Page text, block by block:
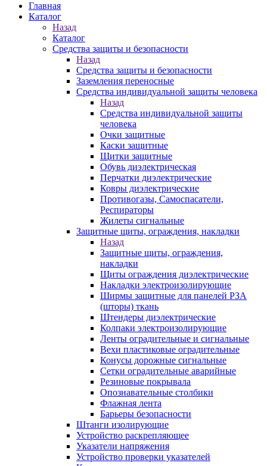
Главная
Каталог
Назад
Каталог
Средства защиты и безопасности
Назад
Средства защиты и безопасности
Заземления переносные
Средства индивидуальной защиты человека
Назад
Средства индивидуальной защиты
человека
Очки защитные
Каски защитные
Щитки защитные
Обувь диэлектрическая
Перчатки диэлектрические
Ковры диэлектрические
Противогазы, Самоспасатели,
Респираторы
Жилеты сигнальные
Защитные щиты, ограждения, накладки
Назад
Защитные щиты, ограждения,
накладки
Щиты ограждения диэлектрические
Накладки электроизолирующие
Ширмы защитные для панелей РЗА
(шторы) ткань
Штендеры диэлектрические
Колпаки электроизолирующие
Ленты оградительные и сигнальные
Вехи пластиковые оградительные
Конусы дорожные сигнальные
Сетки оградительные аварийные
Резиновые покрывала
Опознавательные столбики
Флажная лента
Барьеры безопасности
Штанги изолирующие
Устройство раскрепляющее
Указатели напряжения
Устройство проверки указателей